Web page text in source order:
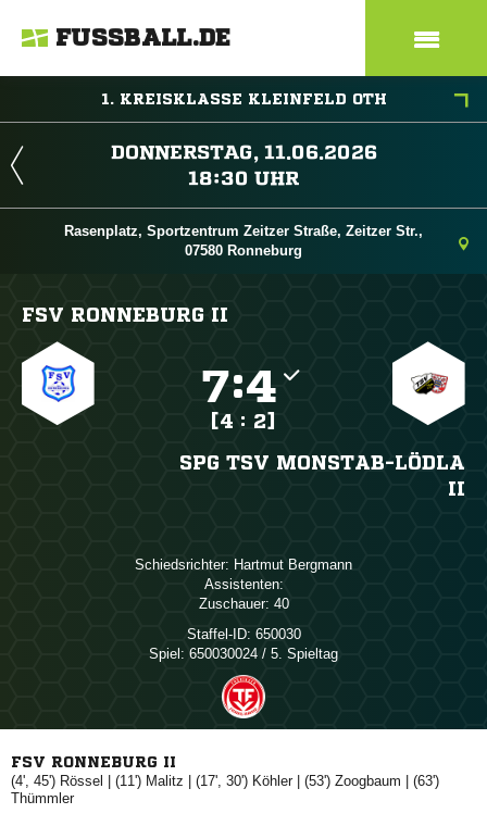
FUSSBALL.DE
1. KREISKLASSE KLEINFELD OTH
 
 
Rasenplatz, Sportzentrum Zeitzer Straße, Zeitzer Str.,
07580 Ronneburg
FSV RONNEBURG II
:
[4 : 2]
SPG TSV MONSTAB-LÖDLA
II
Schiedsrichter:  
Assistenten:
Zuschauer: 40
Staffel-ID: 650030
Spiel: 650030024 / 5. Spieltag
FSV RONNEBURG II
(4', 45')  | (11')  | (17', 30') | (53')  | (63')
